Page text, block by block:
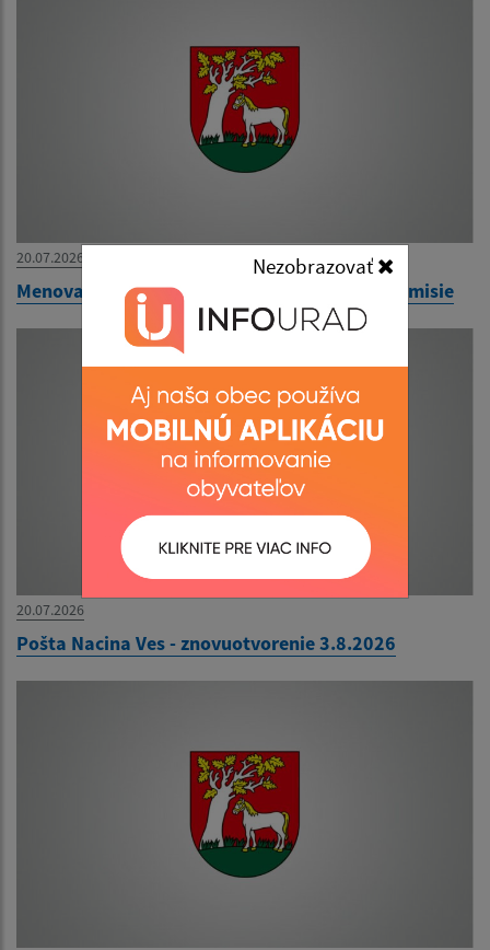
Nezobrazovať
20.07.2026
Menovanie zapisovateľa miestnej volebnej komisie
20.07.2026
Pošta Nacina Ves - znovuotvorenie 3.8.2026